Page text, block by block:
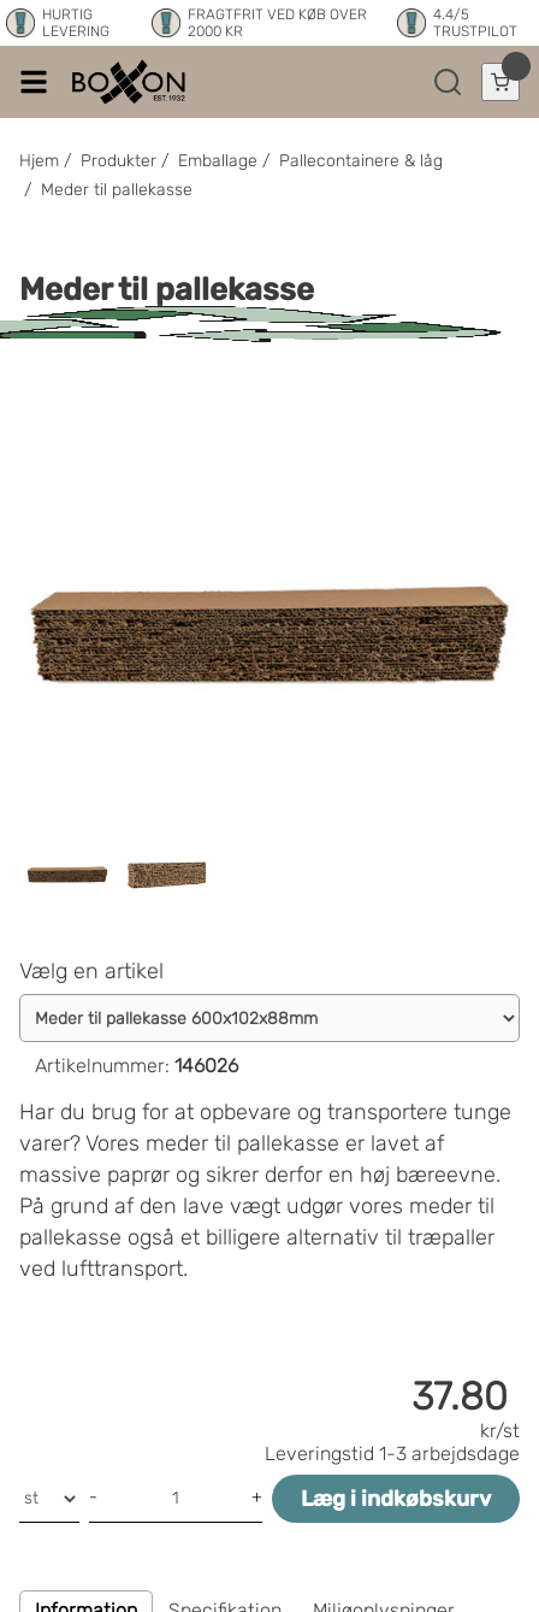
HURTIG
LEVERING
FRAGTFRIT VED KØB OVER
2000 KR
4.4/5
TRUSTPILOT
Hjem / Produkter / Emballage / Pallecontainere & låg
/ Meder til pallekasse
Meder til pallekasse
Vælg en artikel
Artikelnummer: 146026
Har du brug for at opbevare og transportere tunge
varer? Vores meder til pallekasse er lavet af
massive paprør og sikrer derfor en høj bæreevne.
På grund af den lave vægt udgør vores meder til
pallekasse også et billigere alternativ til træpaller
ved lufttransport.
37.80
kr/st
Leveringstid 1-3 arbejdsdage
- + Læg i indkøbskurv